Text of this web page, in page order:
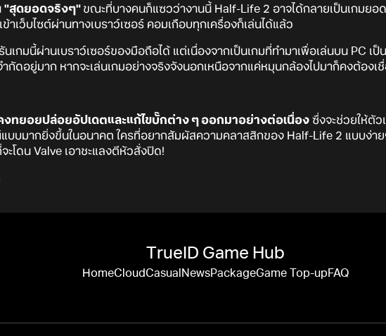
"สุดยอดจริงๆ" ขณะที่บางคนก็แซวว่างานนี้ Half-Life 2 อาจได้กลายเป็นเกมยอ
ข้าเว็บไซต์ผ่านทางเบราว์เซอร์ คอมเกือบทุกเครื่องก็เล่นได้แล้ว
นเกมนี้ผ่านเบราว์เซอร์ของมือถือได้ แต่เนื่องจากเป็นเกมที่ทำมาเพื่อเล่นบน PC
กัดอยู่มาก หากจะเล่นเกมอย่างจริงจังนอกเหนือจากแค่หมุนกล้องไปมาก็คงต้อง
ยอยปล่อยอัปเดตและแก้ไขบั๊กต่าง ๆ ออกมาอย่างต่อเนื่อง ซึ่งจะช่วยให้ตัว
บบมากยิ่งขึ้นในอนาคต ใครที่อยากสัมผัสความคลาสสิกของ Half-Life 2 แบบง่า
โดน Valve เอาชะแลงตีหัวสั่งปิด!
TrueID Game Hub
HomeCloudCasual NewsPackageGame Top-upFAQ